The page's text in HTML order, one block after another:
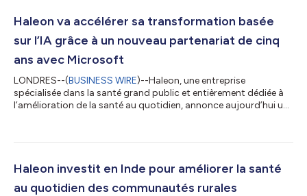
Haleon va accélérer sa transformation basée
sur l’IA grâce à un nouveau partenariat de cinq
ans avec Microsoft
LONDRES--(BUSINESS WIRE)--Haleon, une entreprise
spécialisée dans la santé grand public et entièrement dédiée à
l’amélioration de la santé au quotidien, annonce aujourd’hui un
l’échelle de l’entreprise et à accélérer la mise en œuvre de sa
l’utilisation actuelle de Microsoft 365 Copilot par Haleon et
Haleon investit en Inde pour améliorer la santé
au quotidien des communautés rurales